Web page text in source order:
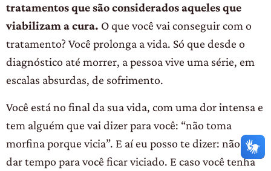
tratamentos que são considerados aqueles que
viabilizam a cura. O que você vai conseguir com o
tratamento? Você prolonga a vida. Só que desde o
diagnóstico até morrer, a pessoa vive uma série, em
escalas absurdas, de sofrimento.
Você está no final da sua vida, com uma dor intensa e
tem alguém que vai dizer para você: “não toma
morfina porque vicia”. E aí eu posso te dizer: não vai
dar tempo para você ficar viciado. E caso você tenha